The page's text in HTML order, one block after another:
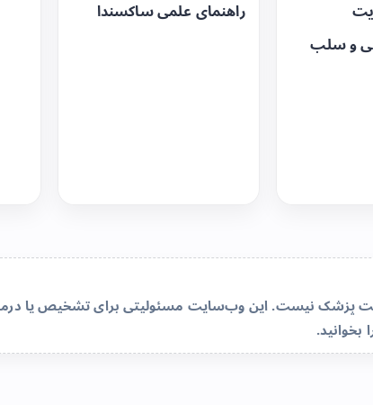
و سلب
راهنمای علمی ساکسندا
پزشک نیست. این وب‌سایت مسئولیتی برای تشخیص یا
بخوانید.